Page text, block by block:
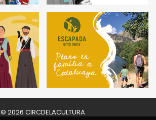
© 2026 CIRCDELACULTURA